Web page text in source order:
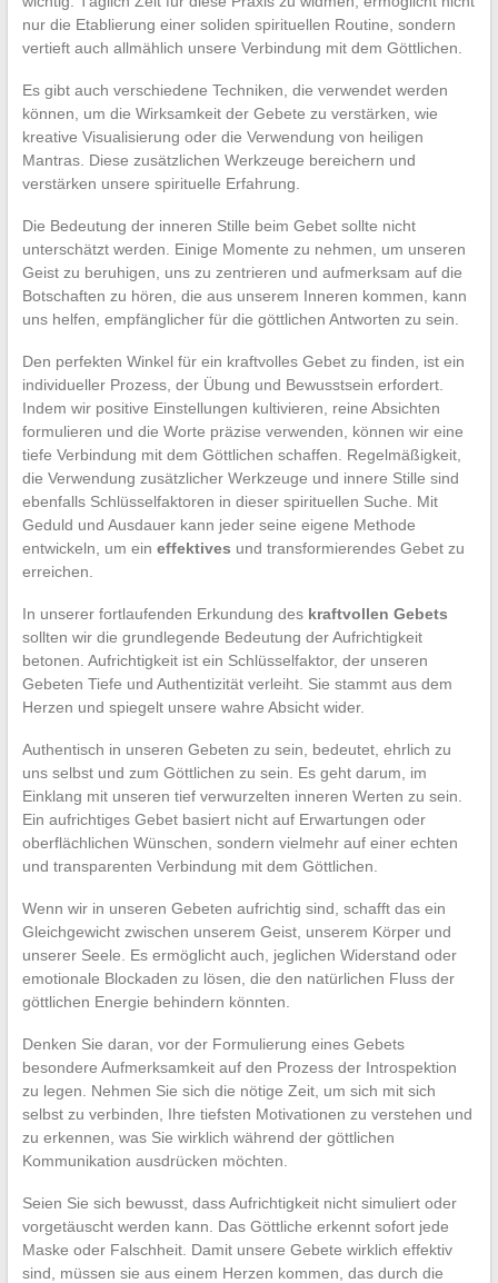
nur die Etablierung einer soliden spirituellen Routine, sondern
vertieft auch allmählich unsere Verbindung mit dem Göttlichen.
Es gibt auch verschiedene Techniken, die verwendet werden
können, um die Wirksamkeit der Gebete zu verstärken, wie
kreative Visualisierung oder die Verwendung von heiligen
Mantras. Diese zusätzlichen Werkzeuge bereichern und
verstärken unsere spirituelle Erfahrung.
Die Bedeutung der inneren Stille beim Gebet sollte nicht
unterschätzt werden. Einige Momente zu nehmen, um unseren
Geist zu beruhigen, uns zu zentrieren und aufmerksam auf die
Botschaften zu hören, die aus unserem Inneren kommen, kann
uns helfen, empfänglicher für die göttlichen Antworten zu sein.
Den perfekten Winkel für ein kraftvolles Gebet zu finden, ist ein
individueller Prozess, der Übung und Bewusstsein erfordert.
Indem wir positive Einstellungen kultivieren, reine Absichten
formulieren und die Worte präzise verwenden, können wir eine
tiefe Verbindung mit dem Göttlichen schaffen. Regelmäßigkeit,
die Verwendung zusätzlicher Werkzeuge und innere Stille sind
ebenfalls Schlüsselfaktoren in dieser spirituellen Suche. Mit
Geduld und Ausdauer kann jeder seine eigene Methode
entwickeln, um ein effektives und transformierendes Gebet zu
erreichen.
In unserer fortlaufenden Erkundung des kraftvollen Gebets
sollten wir die grundlegende Bedeutung der Aufrichtigkeit
betonen. Aufrichtigkeit ist ein Schlüsselfaktor, der unseren
Gebeten Tiefe und Authentizität verleiht. Sie stammt aus dem
Herzen und spiegelt unsere wahre Absicht wider.
Authentisch in unseren Gebeten zu sein, bedeutet, ehrlich zu
uns selbst und zum Göttlichen zu sein. Es geht darum, im
Einklang mit unseren tief verwurzelten inneren Werten zu sein.
Ein aufrichtiges Gebet basiert nicht auf Erwartungen oder
oberflächlichen Wünschen, sondern vielmehr auf einer echten
und transparenten Verbindung mit dem Göttlichen.
Wenn wir in unseren Gebeten aufrichtig sind, schafft das ein
Gleichgewicht zwischen unserem Geist, unserem Körper und
unserer Seele. Es ermöglicht auch, jeglichen Widerstand oder
emotionale Blockaden zu lösen, die den natürlichen Fluss der
göttlichen Energie behindern könnten.
Denken Sie daran, vor der Formulierung eines Gebets
besondere Aufmerksamkeit auf den Prozess der Introspektion
zu legen. Nehmen Sie sich die nötige Zeit, um sich mit sich
selbst zu verbinden, Ihre tiefsten Motivationen zu verstehen und
zu erkennen, was Sie wirklich während der göttlichen
Kommunikation ausdrücken möchten.
Seien Sie sich bewusst, dass Aufrichtigkeit nicht simuliert oder
vorgetäuscht werden kann. Das Göttliche erkennt sofort jede
Maske oder Falschheit. Damit unsere Gebete wirklich effektiv
sind, müssen sie aus einem Herzen kommen, das durch die